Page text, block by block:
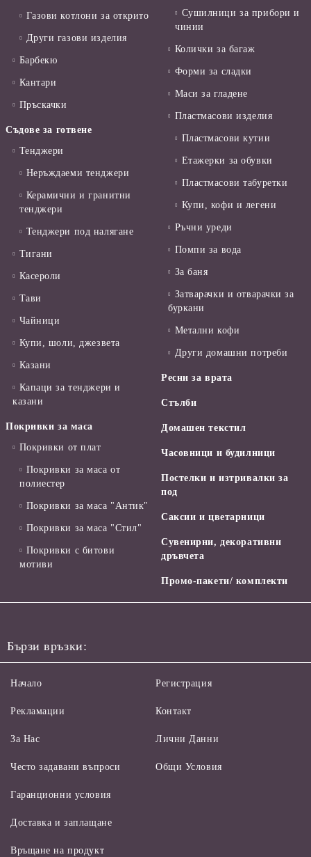
Газови котлони за открито
Други газови изделия
Барбекю
Кантари
Пръскачки
Съдове за готвене
Тенджери
Неръждаеми тенджери
Керамични и гранитни
тенджери
Тенджери под налягане
Тигани
Касероли
Тави
Чайници
Купи, шоли, джезвета
Казани
Капаци за тенджери и
казани
Покривки за маса
Покривки от плат
Покривки за маса от
полиестер
Покривки за маса "Антик"
Покривки за маса "Стил"
Покривки с битови
мотиви
Сушилници за прибори и
чинии
Колички за багаж
Форми за сладки
Маси за гладене
Пластмасови изделия
Пластмасови кутии
Етажерки за обувки
Пластмасови табуретки
Купи, кофи и легени
Ръчни уреди
Помпи за вода
За баня
Затварачки и отварачки за
буркани
Метални кофи
Други домашни потреби
Ресни за врата
Стълби
Домашен текстил
Часовници и будилници
Постелки и изтривалки за
под
Саксии и цветарници
Сувенирни, декоративни
дръвчета
Промо-пакети/ комплекти
Бързи връзки:
Начало
Рекламации
За Нас
Често задавани въпроси
Регистрация
Контакт
Лични Данни
Общи Условия
Гаранционни условия
Доставка и заплащане
Връщане на продукт